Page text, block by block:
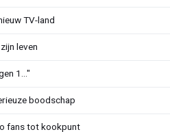
TV-land
leven
1..."
boodschap
fans tot kookpunt